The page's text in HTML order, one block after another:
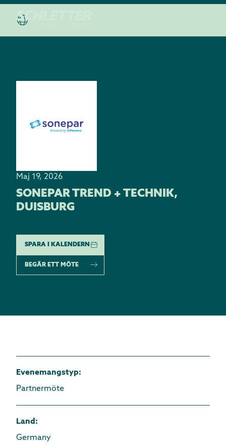
Maj 19, 2026
SONEPAR TREND + TECHNIK,
DUISBURG
SPARA I KALENDERN
BEGÄR ETT MÖTE
Evenemangstyp:
Partnermöte
Land:
Germany